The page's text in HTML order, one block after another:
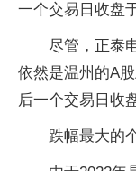
一个交易日收盘
尽管，正泰
依然是温州的A
后一个交易日收
跌幅最大的